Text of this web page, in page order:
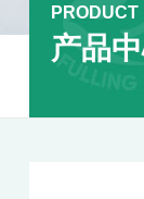
PRODUCT
产品